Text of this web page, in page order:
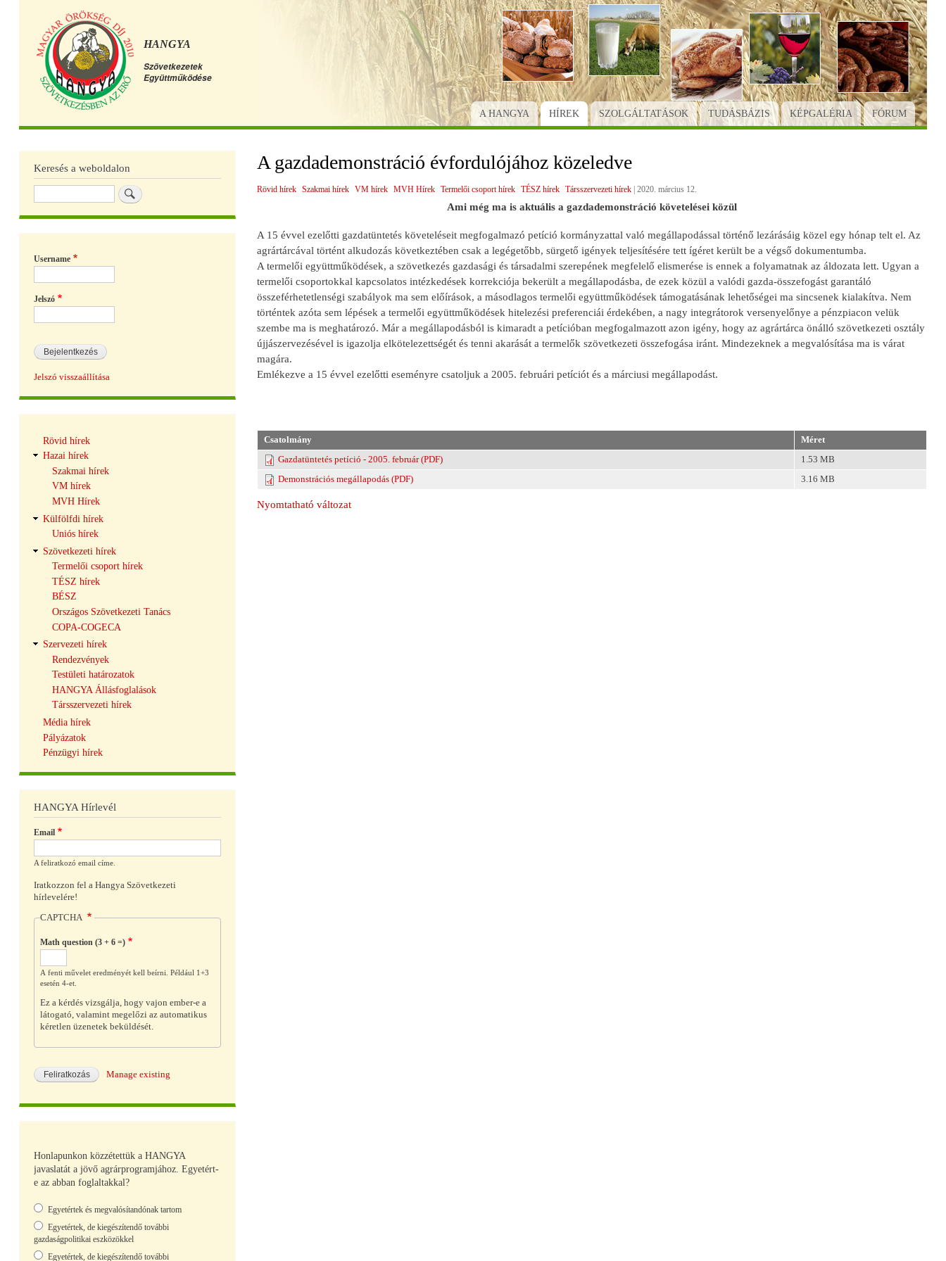
Ugrás
a
tartalomra
HANGYA
Szövetkezetek
Együttműködése
Főmenü
A HANGYA HÍREK SZOLGÁLTATÁSOK TUDÁSBÁZIS KÉPGALÉRIA FÓRUM
A gazdademonstráció évfordulójához közeledve
Rövid hírek Szakmai hírek VM hírek MVH Hírek Termelői csoport hírek TÉSZ hírek Társszervezeti hírek 2020. március 12.
Ami még ma is aktuális a gazdademonstráció követelései közül
A 15 évvel ezelőtti gazdatüntetés követeléseit megfogalmazó petíció kormányzattal való megállapodással történő lezárásáig közel egy hónap telt el. Az
agrártárcával történt alkudozás következtében csak a legégetőbb, sürgető igények teljesítésére tett ígéret került be a végső dokumentumba.
A termelői együttműködések, a szövetkezés gazdasági és társadalmi szerepének megfelelő elismerése is ennek a folyamatnak az áldozata lett. Ugyan a
termelői csoportokkal kapcsolatos intézkedések korrekciója bekerült a megállapodásba, de ezek közül a valódi gazda-összefogást garantáló
összeférhetetlenségi szabályok ma sem előírások, a másodlagos termelői együttműködések támogatásának lehetőségei ma sincsenek kialakítva. Nem
történtek azóta sem lépések a termelői együttműködések hitelezési preferenciái érdekében, a nagy integrátorok versenyelőnye a pénzpiacon velük
szembe ma is meghatározó. Már a megállapodásból is kimaradt a petícióban megfogalmazott azon igény, hogy az agrártárca önálló szövetkezeti osztály
újjászervezésével is igazolja elkötelezettségét és tenni akarását a termelők szövetkezeti összefogása iránt. Mindezeknek a megvalósítása ma is várat
magára.
Emlékezve a 15 évvel ezelőtti eseményre csatoljuk a 2005. februári petíciót és a márciusi megállapodást.
Csatolmány
Méret
Gazdatüntetés petíció - 2005. február (PDF)
1.53 MB
Demonstrációs megállapodás (PDF)
3.16 MB
Nyomtatható változat
Keresés a weboldalon
Username
Jelszó
Jelszó visszaállítása
navigáció
Rövid hírek
Hazai hírek
Szakmai hírek
VM hírek
MVH Hírek
Külfölfdi hírek
Uniós hírek
Szövetkezeti hírek
Termelői csoport hírek
TÉSZ hírek
BÉSZ
Országos Szövetkezeti Tanács
COPA-COGECA
Szervezeti hírek
Rendezvények
Testületi határozatok
HANGYA Állásfoglalások
Társszervezeti hírek
Média hírek
Pályázatok
Pénzügyi hírek
HANGYA Hírlevél
Email
A feliratkozó email címe.
Iratkozzon fel a Hangya Szövetkezeti
hírlevelére!
CAPTCHA
Math question (3 + 6 =)
A fenti művelet eredményét kell beírni. Például 1+3
esetén 4-et.
Ez a kérdés vizsgálja, hogy vajon ember-e a
látogató, valamint megelőzi az automatikus
kéretlen üzenetek beküldését.
Manage existing
Honlapunkon közzétettük a HANGYA
javaslatát a jövő agrárprogramjához. Egyetért-
e az abban foglaltakkal?
Választások
Egyetértek és megvalósítandónak tartom
Egyetértek, de kiegészítendő további
gazdaságpolitikai eszközökkel
Egyetértek, de kiegészítendő további